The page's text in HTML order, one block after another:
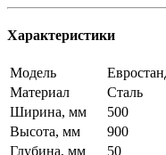
Характеристики
Модель
Материал
Сталь
Ширина, мм
500
Высота, мм
900
Глубина, мм
50